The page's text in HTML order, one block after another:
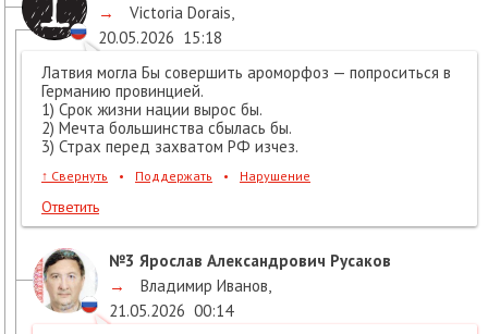
→
Victoria Dorais,
20.05.2026 15:18
Латвия могла Бы совершить ароморфоз — попроситься в
Германию провинцией.
1) Срок жизни нации вырос бы.
2) Мечта большинства сбылась бы.
3) Страх перед захватом РФ изчез.
↑ Свернуть • Поддержать • Нарушение
Ответить
№3 Ярослав Александрович Русаков
→
Владимир Иванов,
21.05.2026 00:14